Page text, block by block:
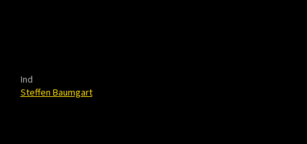
Ind
Steffen Baumgart